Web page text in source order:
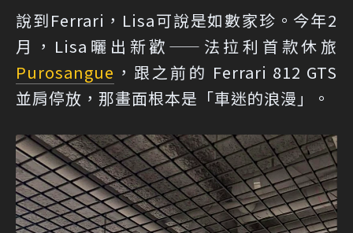
說到Ferrari，Lisa可說是如數家珍。今年2
月，Lisa曬出新歡——法拉利首款休旅
Purosangue ，跟之前的 Ferrari 812 GTS
並肩停放，那畫面根本是「車迷的浪漫」。